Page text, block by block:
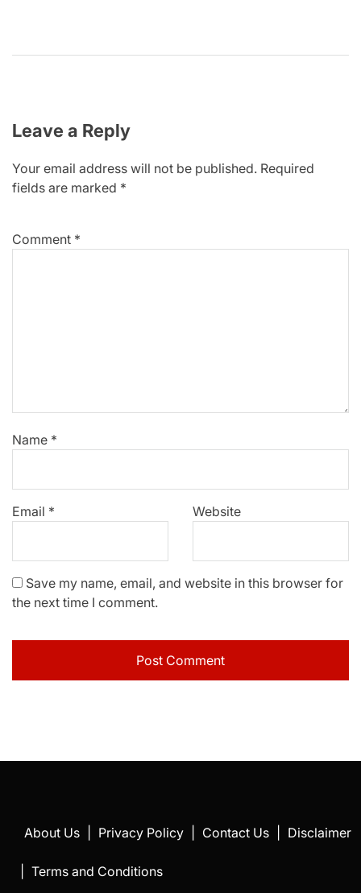
Leave a Reply
Your email address will not be published. Required
fields are marked *
Comment *
Name *
Email * Website
Save my name, email, and website in this browser for
the next time I comment.
About Us Privacy Policy Contact Us Disclaimer
Terms and Conditions